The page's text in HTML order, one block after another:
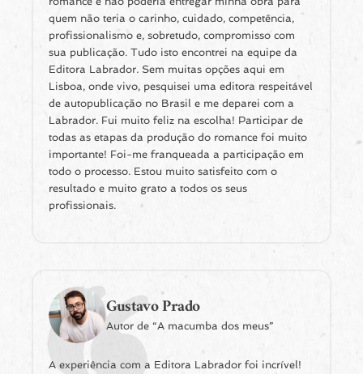
quem não teria o carinho, cuidado, competência,
profissionalismo e, sobretudo, compromisso com
sua publicação. Tudo isto encontrei na equipe da
Editora Labrador. Sem muitas opções aqui em
Lisboa, onde vivo, pesquisei uma editora respeitável
de autopublicação no Brasil e me deparei com a
Labrador. Fui muito feliz na escolha! Participar de
todas as etapas da produção do romance foi muito
importante! Foi-me franqueada a participação em
todo o processo. Estou muito satisfeito com o
resultado e muito grato a todos os seus
profissionais.
Gustavo Prado
Autor de “A macumba dos meus”
A experiência com a Editora Labrador foi incrível!